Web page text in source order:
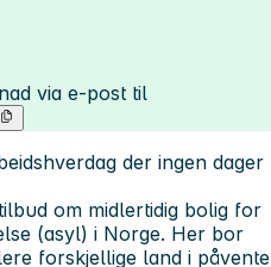
via e-post til
der ingen dager
om midlertidig bolig for
(asyl) i Norge. Her bor
forskjellige land i påvente